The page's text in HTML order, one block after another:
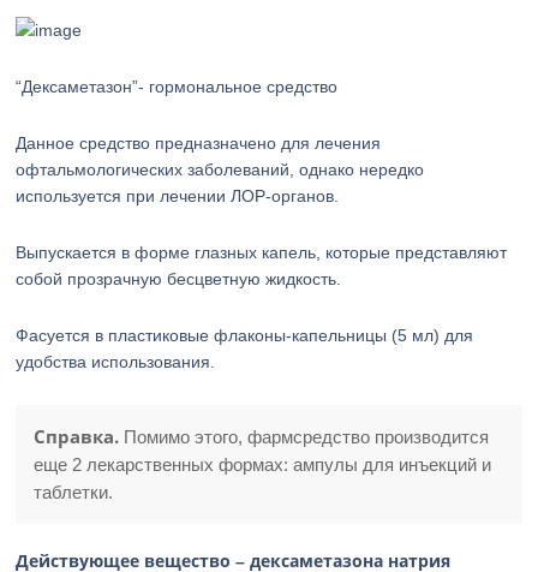
“Дексаметазон”- гормональное средство
Данное средство предназначено для лечения
офтальмологических заболеваний, однако нередко
используется при лечении ЛОР-органов.
Выпускается в форме глазных капель, которые представляют
собой прозрачную бесцветную жидкость.
Фасуется в пластиковые флаконы-капельницы (5 мл) для
удобства использования.
Справка. Помимо этого, фармсредство производится
еще 2 лекарственных формах: ампулы для инъекций и
таблетки.
Действующее вещество – дексаметазона натрия